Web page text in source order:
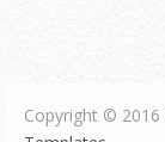
Copyright © 2016